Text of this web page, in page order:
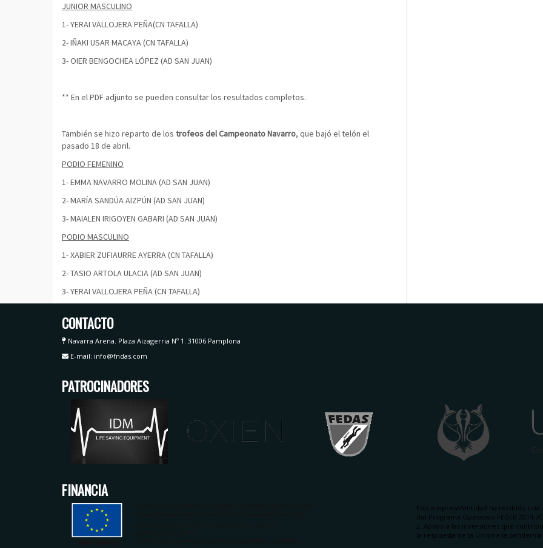
JUNIOR MASCULINO
1- YERAI VALLOJERA PEÑA(CN TAFALLA)
2- IÑAKI USAR MACAYA (CN TAFALLA)
3- OIER BENGOCHEA LÓPEZ (AD SAN JUAN)
** En el PDF adjunto se pueden consultar los resultados completos.
También se hizo reparto de los trofeos del Campeonato Navarro, que bajó el telón el
pasado 18 de abril.
PODIO FEMENINO
1- EMMA NAVARRO MOLINA (AD SAN JUAN)
2- MARÍA SANDÚA AIZPÚN (AD SAN JUAN)
3- MAIALEN IRIGOYEN GABARI (AD SAN JUAN)
PODIO MASCULINO
1- XABIER ZUFIAURRE AYERRA (CN TAFALLA)
2- TASIO ARTOLA ULACIA (AD SAN JUAN)
3- YERAI VALLOJERA PEÑA (CN TAFALLA)
CONTACTO
Navarra Arena. Plaza Aizagerria Nº 1. 31006 Pamplona
E-mail: info@fndas.com
PATROCINADORES
FINANCIA
Esta empresa/entidad ha recibido una
del Programa Operativo FEDER 2014-
2. Apoyo a las inversiones que
la respuesta de la Unión a la pandemia